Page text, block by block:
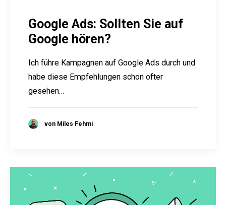
Google Ads: Sollten Sie auf
Google hören?
Ich führe Kampagnen auf Google Ads durch und
habe diese Empfehlungen schon öfter
gesehen…
von Miles Fehmi